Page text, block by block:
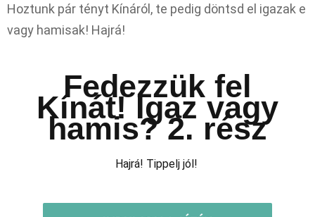
Hoztunk pár tényt Kínáról, te pedig döntsd el igazak e
vagy hamisak! Hajrá!
Fedezzük fel
Kínát! Igaz vagy
hamis? 2. rész
Hajrá! Tippelj jól!